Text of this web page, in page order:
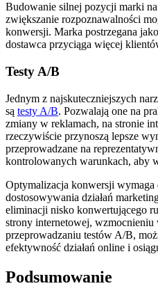
Budowanie silnej pozycji marki
zwiększanie rozpoznawalności
konwersji. Marka postrzegana
dostawca przyciąga więcej
Testy A/B
Jednym z najskuteczniejszych
są testy A/B. Pozwalają one na
zmiany w reklamach, na stronie
rzeczywiście przynoszą lepsze
przeprowadzane na
kontrolowanych warunkach, aby
Optymalizacja konwersji wymaga
dostosowywania działań
eliminacji nisko konwertującego
strony internetowej,
przeprowadzaniu testów A/B,
efektywność działań online i
Podsumowanie